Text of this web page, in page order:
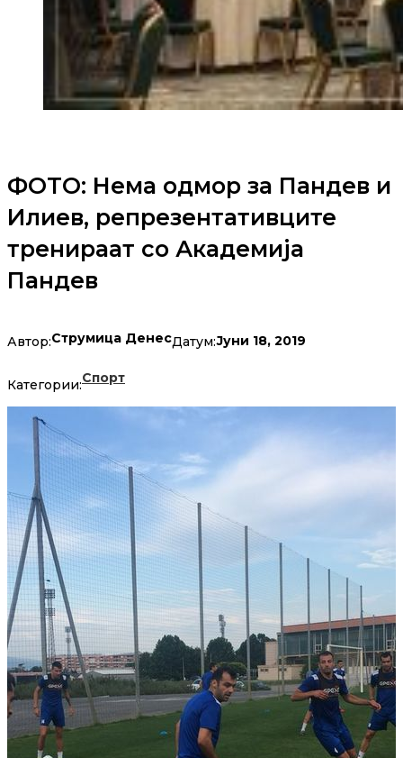
ФОТО: Нема одмор за Пандев и
Илиев, репрезентативците
тренираат со Академија
Пандев
Автор:Струмица ДенесДатум:Јуни 18, 2019
Категории:Спорт